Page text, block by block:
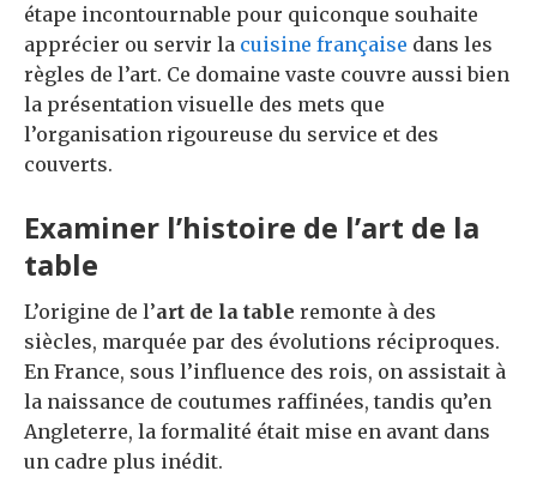
étape incontournable pour quiconque souhaite
apprécier ou servir la cuisine française dans les
règles de l’art. Ce domaine vaste couvre aussi bien
la présentation visuelle des mets que
l’organisation rigoureuse du service et des
couverts.
Examiner l’histoire de l’art de la
table
L’origine de l’art de la table remonte à des
siècles, marquée par des évolutions réciproques.
En France, sous l’influence des rois, on assistait à
la naissance de coutumes raffinées, tandis qu’en
Angleterre, la formalité était mise en avant dans
un cadre plus inédit.